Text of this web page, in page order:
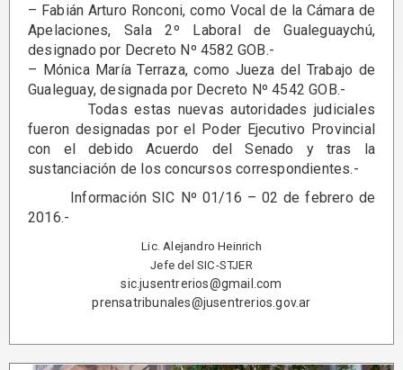
– Fabián Arturo Ronconi, como Vocal de la Cámara de
Apelaciones, Sala 2º Laboral de Gualeguaychú,
designado por Decreto Nº 4582 GOB.-
– Mónica María Terraza, como Jueza del Trabajo de
Gualeguay, designada por Decreto Nº 4542 GOB.-
Todas estas nuevas autoridades judiciales
fueron designadas por el Poder Ejecutivo Provincial
con el debido Acuerdo del Senado y tras la
sustanciación de los concursos correspondientes.-
Información SIC Nº 01/16 – 02 de febrero de
2016.-
Lic. Alejandro Heinrich
Jefe del SIC-STJER
sic.jusentrerios@gmail.com
prensatribunales@jusentrerios.gov.ar